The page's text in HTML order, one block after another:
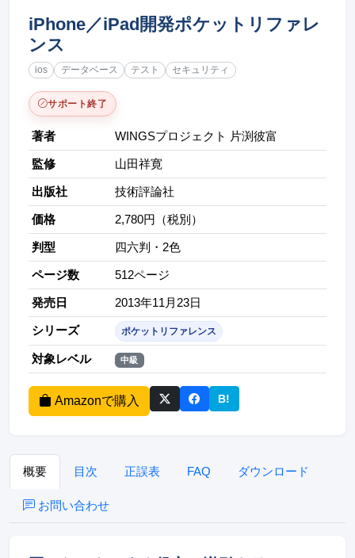
iPhone／iPad開発ポケットリファレ
ンス
ios データベース テスト セキュリティ
サポート終了
著者 WINGSプロジェクト 片渕彼富
監修 山田祥寛
出版社 技術評論社
価格 2,780円（税別）
判型 四六判・2色
ページ数 512ページ
発売日 2013年11月23日
シリーズ ポケットリファレンス
対象レベル 中級
Amazonで購入 B!このページをはてなブッ
概要 目次 正誤表 FAQ ダウンロード
お問い合わせ